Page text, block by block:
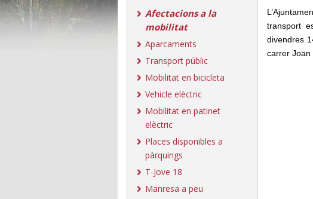
Afectacions a la
mobilitat
Aparcaments
Transport públic
Mobilitat en bicicleta
Vehicle elèctric
Mobilitat en patinet
elèctric
Places disponibles a
pàrquings
T-Jove 18
Manresa a peu
transport
divendres
carrer Joan